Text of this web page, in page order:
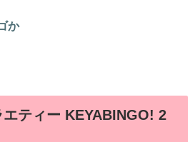
か
ティー KEYABINGO! 2